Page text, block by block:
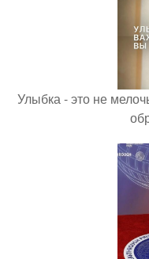
Улыбка - это не